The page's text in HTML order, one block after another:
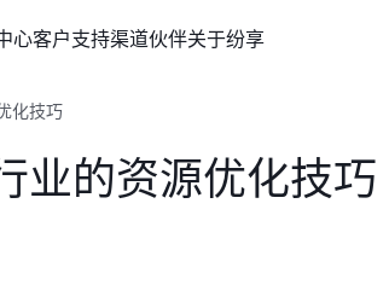
心客户支持渠道伙伴关于纷享
化技巧
业的资源优化技巧